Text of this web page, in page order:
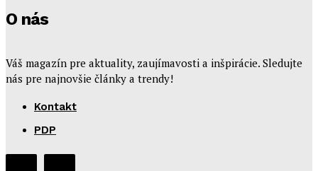
O nás
Váš magazín pre aktuality, zaujímavosti a inšpirácie. Sledujte
nás pre najnovšie články a trendy!
Kontakt
PDP